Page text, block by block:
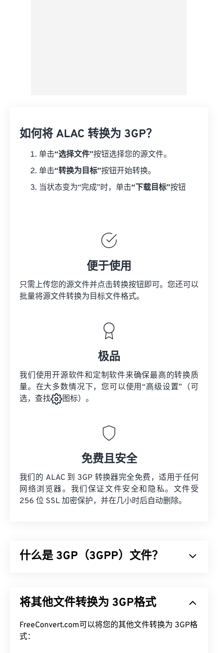
如何将 ALAC 转换为 3GP？
单击“选择文件”按钮选择您的源文件。
单击“转换为目标”按钮开始转换。
当状态变为“完成”时，单击“下载目标”按钮
便于使用
只需上传您的源文件并点击转换按钮即可。您还可以
批量将源文件转换为目标文件格式。
极品
我们使用开源软件和定制软件来确保最高的转换质
量。在大多数情况下，您可以使用“高级设置”（可
选，查找
图标）。
免费且安全
我们的 ALAC 到 3GP 转换器完全免费，适用于任何
网络浏览器。我们保证文件安全和隐私。文件受
256 位 SSL 加密保护，并在几小时后自动删除。
什么是 3GP（3GPP）文件？
网络是全球移动通信系统 ( GSM ) 的标准。由于
网络上的手机通过高速无线连接捕获、保存、传送和
播放媒体。
将其他文件转换为 3GP格式
FreeConvert.com可以将您的其他文件转换为 3GP格
式：